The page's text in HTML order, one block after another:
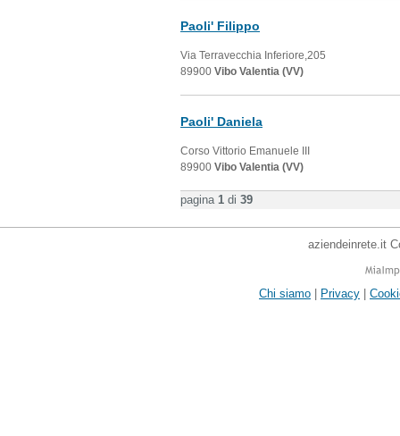
Paoli' Filippo
Via Terravecchia Inferiore,205
89900 Vibo Valentia (VV)
Paoli' Daniela
Corso Vittorio Emanuele III
89900 Vibo Valentia (VV)
pagina 1 di 39
aziendeinrete.it
Chi siamo | Privacy |